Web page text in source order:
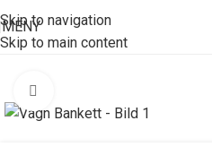
Skip to navigation
Skip to main content
MENY